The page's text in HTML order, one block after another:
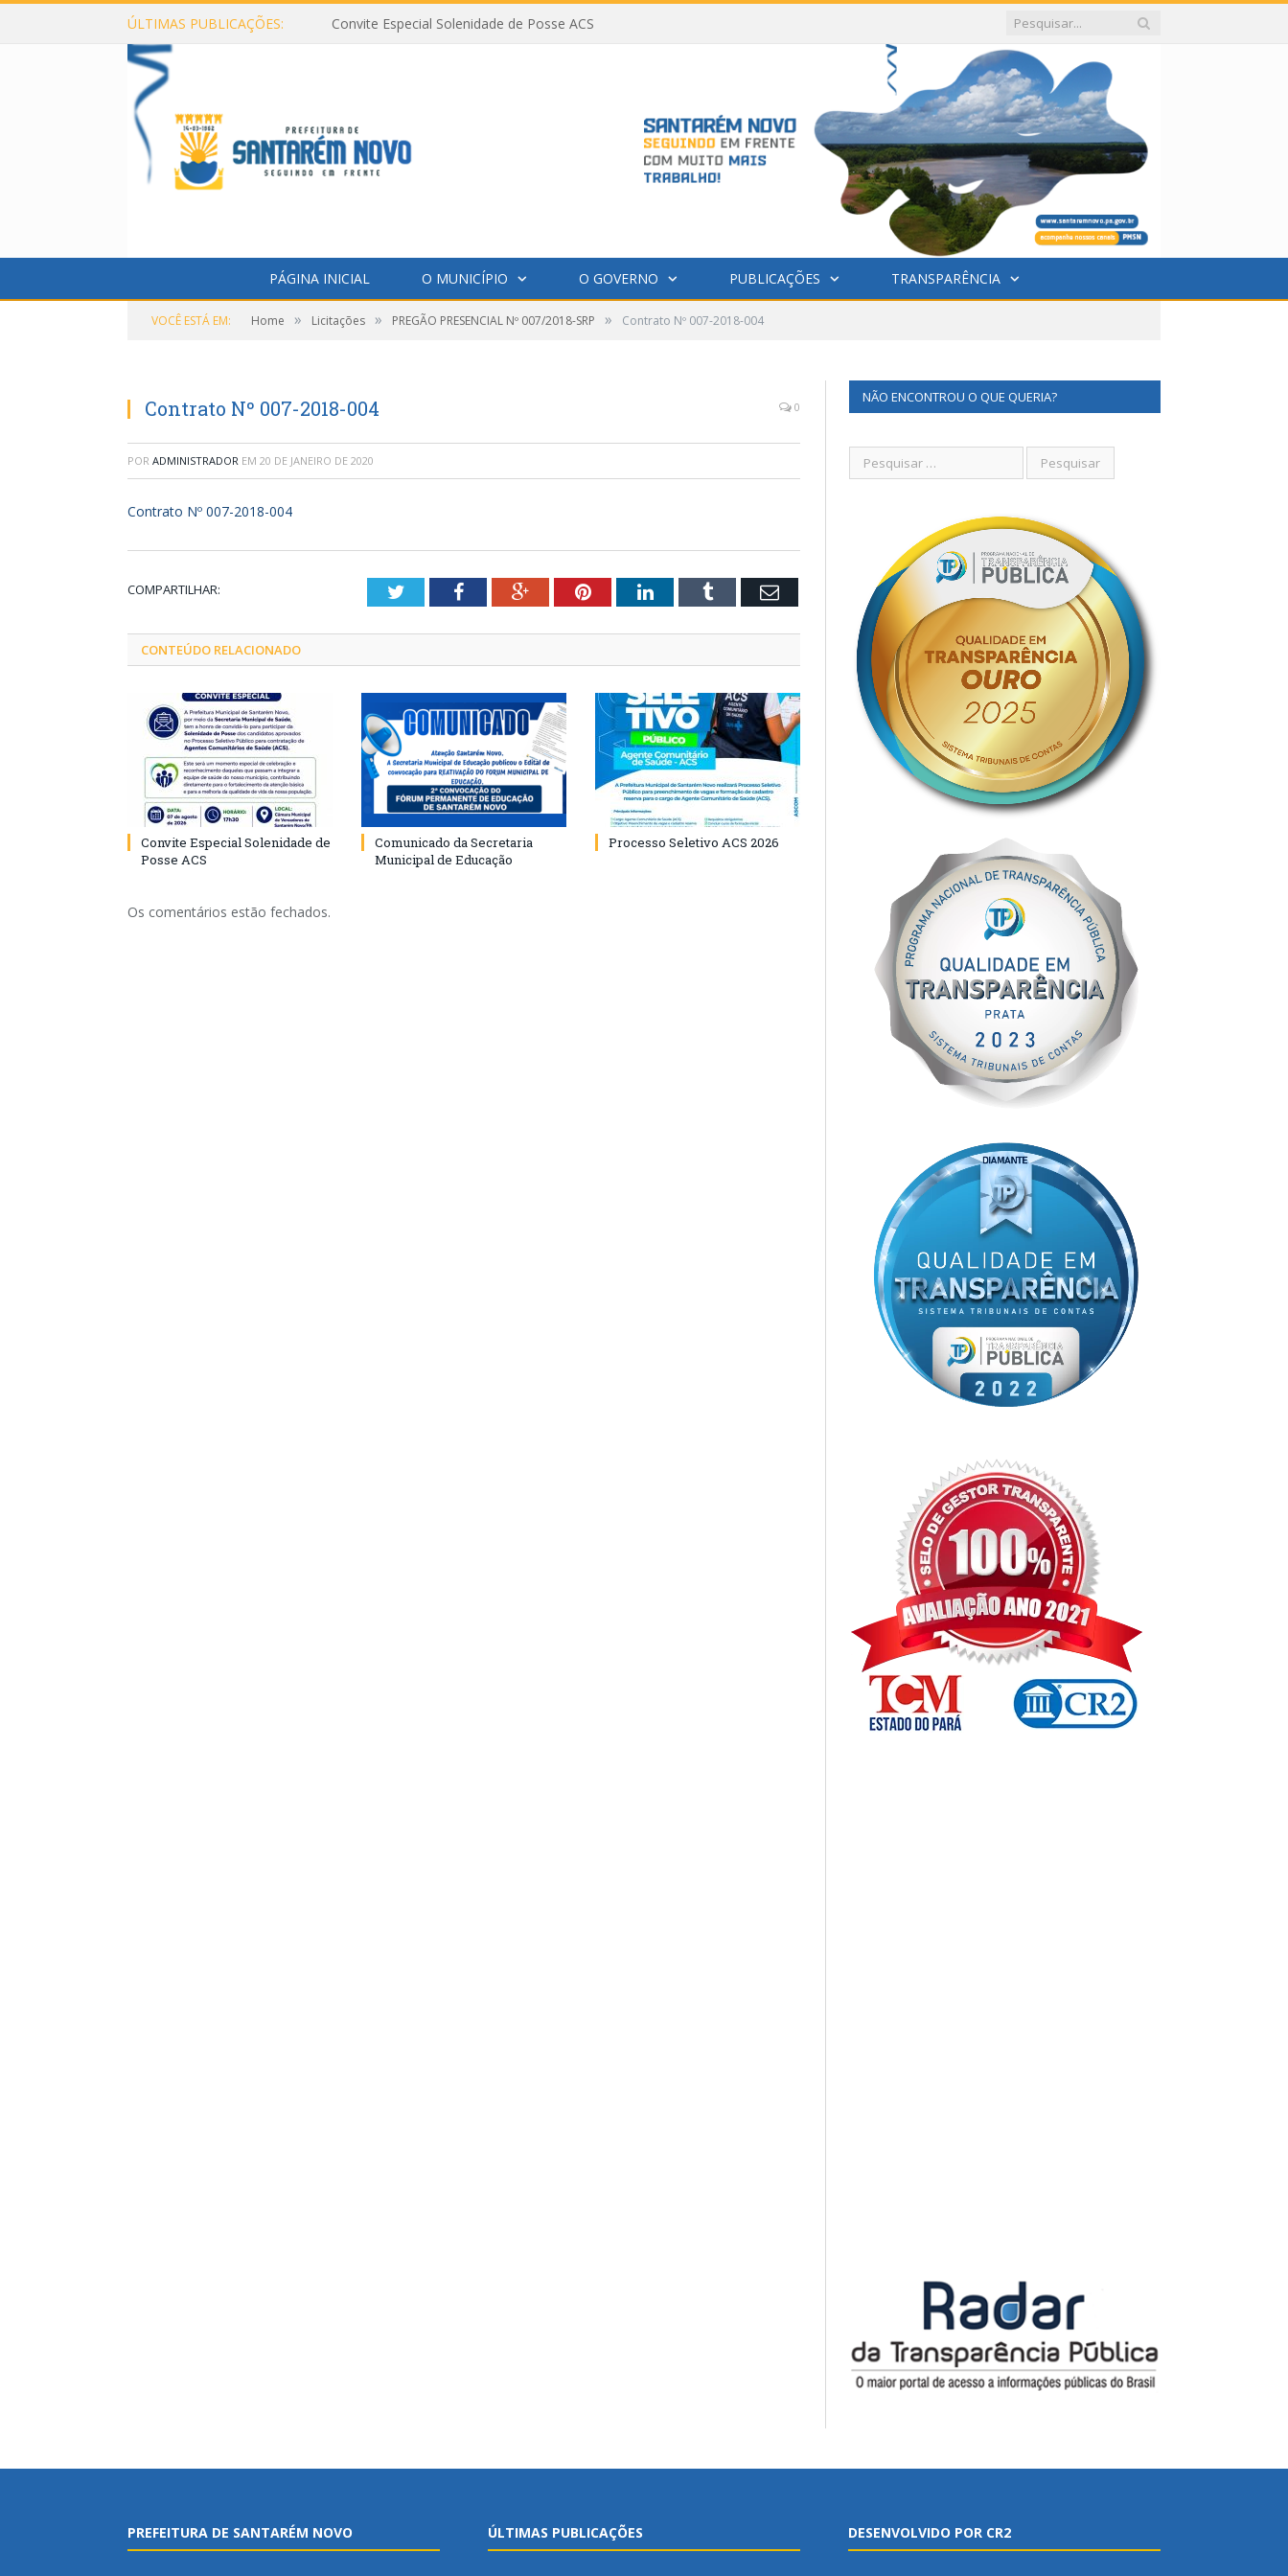
ÚLTIMAS PUBLICAÇÕES: Convite Especial Solenidade de Posse ACS
PÁGINA INICIAL O MUNICÍPIO O GOVERNO PUBLICAÇÕES TRANSPARÊNCIA
VOCÊ ESTÁ EM: Home » Licitações » PREGÃO PRESENCIAL Nº 007/2018-SRP » Contrato Nº 007-2018-004
Contrato Nº 007-2018-004 0
POR ADMINISTRADOR EM 20 DE JANEIRO DE 2020
Contrato Nº 007-2018-004
COMPARTILHAR: TwitterFacebookGoogle+PinterestLinkedInTumblr Email
CONTEÚDO RELACIONADO
Convite Especial Solenidade de
Posse ACS
Comunicado da Secretaria
Municipal de Educação
Processo Seletivo ACS 2026
Os comentários estão fechados.
NÃO ENCONTROU O QUE QUERIA?
PREFEITURA DE SANTARÉM NOVO ÚLTIMAS PUBLICAÇÕES DESENVOLVIDO POR CR2